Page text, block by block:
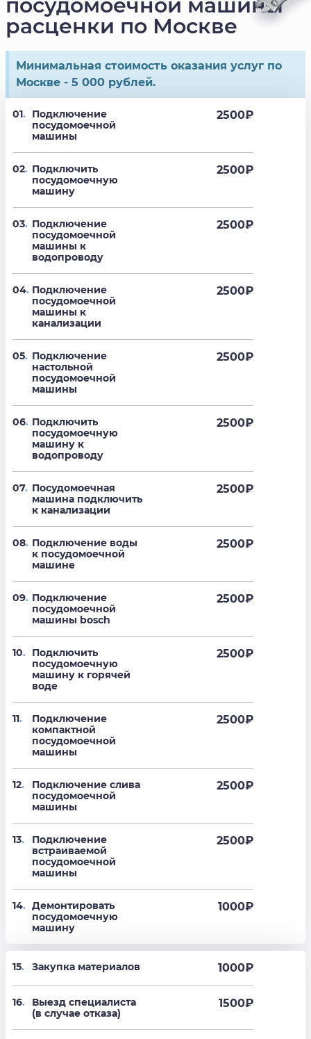
посудомоечной машины
расценки по Москве
Минимальная стоимость оказания услуг по
Москве - 5 000 рублей.
01.
Подключение
посудомоечной
машины
2500₽
02. Подключить
посудомоечную
машину
2500₽
03. Подключение
посудомоечной
машины к
водопроводу
2500₽
04. Подключение
посудомоечной
машины к
канализации
2500₽
05. Подключение
настольной
посудомоечной
машины
2500₽
06. Подключить
посудомоечную
машину к
водопроводу
2500₽
07. Посудомоечная
машина подключить
к канализации
2500₽
08. Подключение воды
к посудомоечной
машине
2500₽
09. Подключение
посудомоечной
машины bosch
2500₽
10.
Подключить
посудомоечную
машину к горячей
воде
2500₽
11.
Подключение
компактной
посудомоечной
машины
2500₽
12.
Подключение слива
посудомоечной
машины
2500₽
13.
Подключение
встраиваемой
посудомоечной
машины
2500₽
14. Демонтировать
посудомоечную
машину
1000₽
15. Закупка материалов 1000₽
16.
Выезд специалиста
(в случае отказа)
1500₽